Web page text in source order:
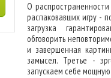
О
распаковавших игру -
загрузка
обговорить
и завершенная
замысел. Третье -
запускаем себе